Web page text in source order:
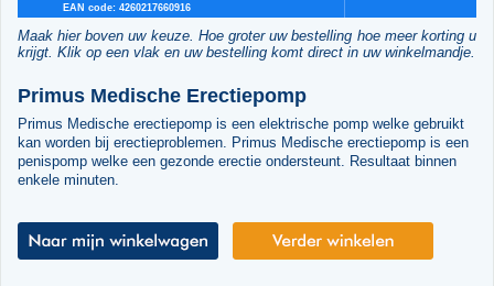
EAN code: 4260217660916
Maak hier boven uw keuze. Hoe groter uw bestelling hoe meer korting u
krijgt. Klik op een vlak en uw bestelling komt direct in uw winkelmandje.
Primus Medische Erectiepomp
Primus Medische erectiepomp is een elektrische pomp welke gebruikt
kan worden bij erectieproblemen. Primus Medische erectiepomp is een
penispomp welke een gezonde erectie ondersteunt. Resultaat binnen
enkele minuten.